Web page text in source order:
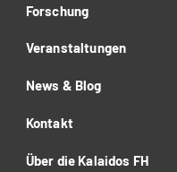
Forschung
Veranstaltungen
News & Blog
Kontakt
Über die Kalaidos FH